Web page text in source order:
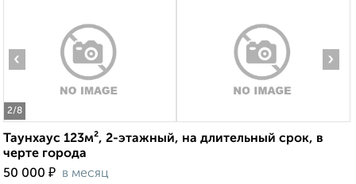
2/8
‹ ›
Таунхаус 123м², 2-этажный, на длительный срок, в
черте города
50 000 ₽ в месяц